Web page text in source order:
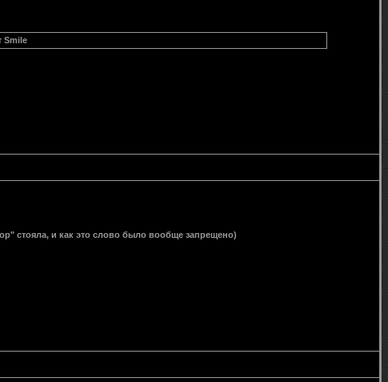
Smile
стояла, и как это слово было вообще запрещено)